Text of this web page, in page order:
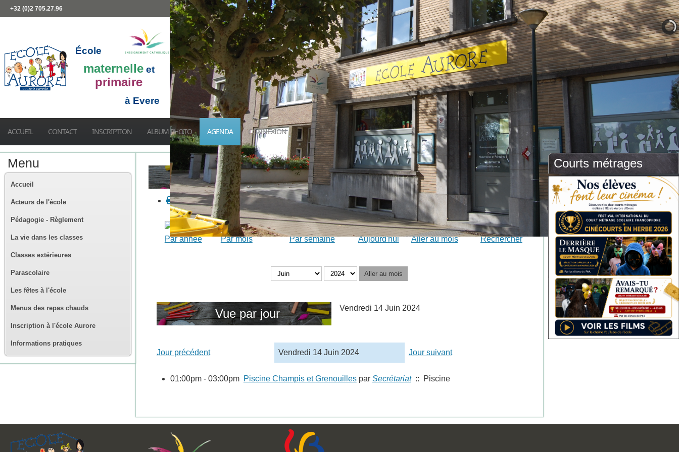
+32 (0)2 705.27.96
École
maternelle et
primaire
à Evere
ACCUEIL CONTACT INSCRIPTION ALBUM PHOTO AGENDA CONNEXION
Menu
Accueil
Acteurs de l'école
Pédagogie - Règlement
La vie dans les classes
Classes extérieures
Parascolaire
Les fêtes à l'école
Menus des repas chauds
Inscription à l'école Aurore
Informations pratiques
Calendrier
Par année Par mois Par semaine Aujourd'hui Aller au mois Rechercher
Aller au mois
Vue par jour Vendredi 14 Juin 2024
Jour précédent Vendredi 14 Juin 2024 Jour suivant
01:00pm - 03:00pm Piscine Champis et Grenouillespar Secrétariat:: Piscine
Courts métrages